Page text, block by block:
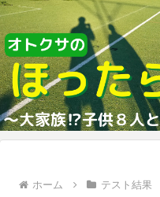
ホーム テスト結果